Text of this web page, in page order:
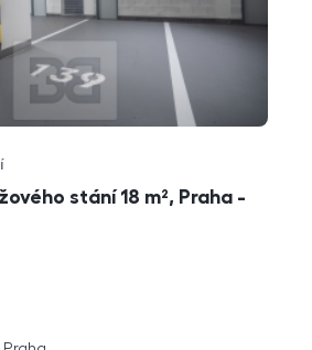
stání 18 m², Praha -